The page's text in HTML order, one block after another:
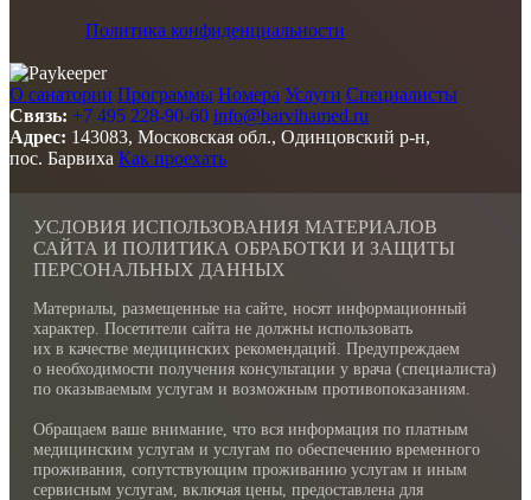
Политика конфиденциальности
О санатории Программы Номера Услуги Специалисты
Связь: +7 495 228-90-60 info@barvihamed.ru
Адрес: 143083, Московская обл., Одинцовский р-н,
пос. Барвиха Как проехать
УСЛОВИЯ ИСПОЛЬЗОВАНИЯ МАТЕРИАЛОВ
САЙТА И ПОЛИТИКА ОБРАБОТКИ И ЗАЩИТЫ
ПЕРСОНАЛЬНЫХ ДАННЫХ
Материалы, размещенные на сайте, носят информационный
характер. Посетители сайта не должны использовать
их в качестве медицинских рекомендаций. Предупреждаем
о необходимости получения консультации у врача (специалиста)
по оказываемым услугам и возможным противопоказаниям.
Обращаем ваше внимание, что вся информация по платным
медицинским услугам и услугам по обеспечению временного
проживания, сопутствующим проживанию услугам и иным
сервисным услугам, включая цены, предоставлена для